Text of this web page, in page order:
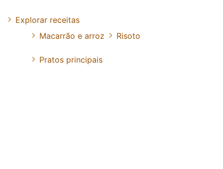
Explorar receitas
Macarrão e arroz
Risoto
Pratos principais